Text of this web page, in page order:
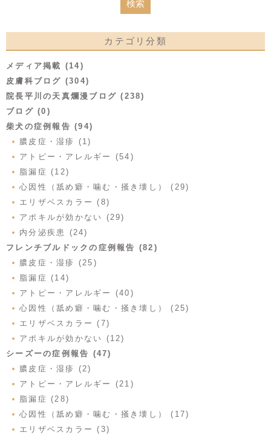
カテゴリ分類
メディア掲載 (14)
皮膚科ブログ (304)
院長平川の天真爛漫ブログ (238)
ブログ (0)
柴犬の症例報告 (94)
膿皮症・湿疹 (1)
アトピー・アレルギー (54)
脂漏症 (12)
心因性（舐め癖・噛む・掻き壊し） (29)
エリザベスカラー (8)
アポキルが効かない (29)
内分泌疾患 (24)
フレンチブルドックの症例報告 (82)
膿皮症・湿疹 (25)
脂漏症 (14)
アトピー・アレルギー (40)
心因性（舐め癖・噛む・掻き壊し） (25)
エリザベスカラー (7)
アポキルが効かない (12)
シーズーの症例報告 (47)
膿皮症・湿疹 (2)
アトピー・アレルギー (21)
脂漏症 (28)
心因性（舐め癖・噛む・掻き壊し） (17)
エリザベスカラー (3)